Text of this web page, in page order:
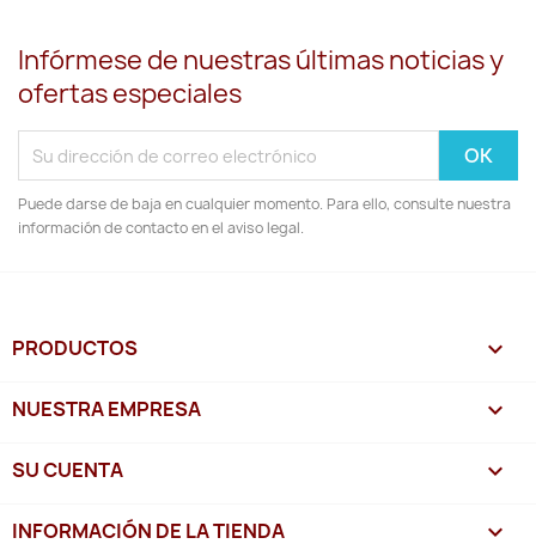
Infórmese de nuestras últimas noticias y
ofertas especiales
Puede darse de baja en cualquier momento. Para ello, consulte nuestra
información de contacto en el aviso legal.
PRODUCTOS 
NUESTRA EMPRESA 
SU CUENTA 
INFORMACIÓN DE LA TIENDA keyboard_arrow_down